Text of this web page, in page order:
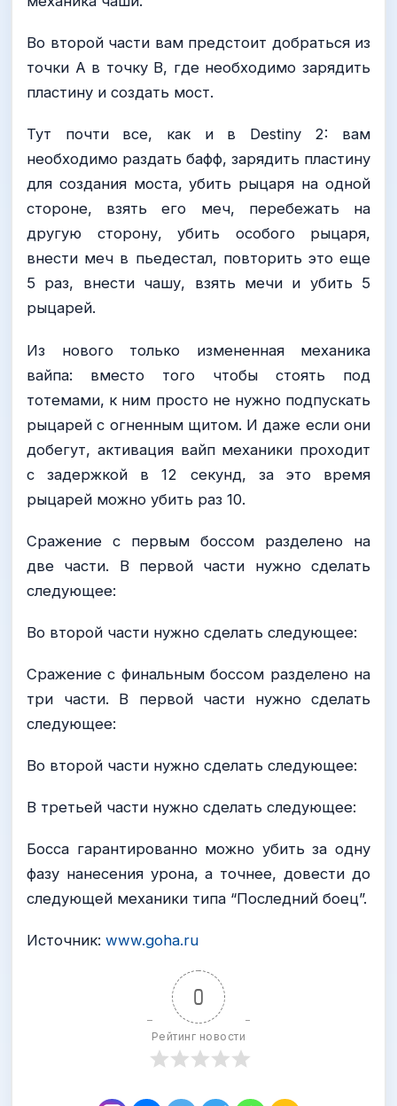
Во второй части вам предстоит добраться из
точки А в точку B, где необходимо зарядить
пластину и создать мост.
Тут почти все, как и в Destiny 2: вам
необходимо раздать бафф, зарядить пластину
для создания моста, убить рыцаря на одной
стороне, взять его меч, перебежать на
другую сторону, убить особого рыцаря,
внести меч в пьедестал, повторить это еще
5 раз, внести чашу, взять мечи и убить 5
рыцарей.
Из нового только измененная механика
вайпа: вместо того чтобы стоять под
тотемами, к ним просто не нужно подпускать
рыцарей с огненным щитом. И даже если они
добегут, активация вайп механики проходит
с задержкой в 12 секунд, за это время
рыцарей можно убить раз 10.
Сражение с первым боссом разделено на
две части. В первой части нужно сделать
следующее:
Во второй части нужно сделать следующее:
Сражение с финальным боссом разделено на
три части. В первой части нужно сделать
следующее:
Во второй части нужно сделать следующее:
В третьей части нужно сделать следующее:
Босса гарантированно можно убить за одну
фазу нанесения урона, а точнее, довести до
следующей механики типа “Последний боец”.
Источник: www.goha.ru
0
Рейтинг новости